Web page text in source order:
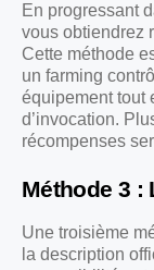
En progressant
vous obtiendrez
Cette méthode
un farming
équipement tout
d’invocation.
récompenses
Méthode 3 :
Une troisième
la description